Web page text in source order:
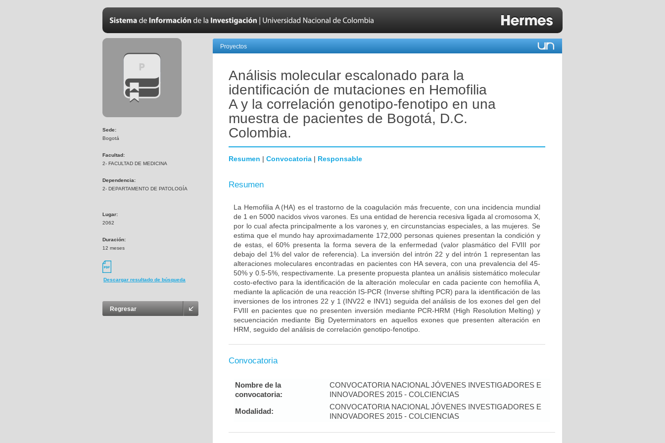
Sede:
Bogotá
Facultad:
2- FACULTAD DE MEDICINA
Dependencia:
2- DEPARTAMENTO DE PATOLOGÍA
Lugar:
2062
Duración:
12 meses
Descargar resultado de búsqueda
Regresar
Proyectos
Análisis molecular escalonado para la
identificación de mutaciones en Hemofilia
A y la correlación genotipo-fenotipo en una
muestra de pacientes de Bogotá, D.C.
Colombia.
Resumen | Convocatoria | Responsable
Resumen
La Hemofilia A (HA) es el trastorno de la coagulación más frecuente, con una incidencia mundial
de 1 en 5000 nacidos vivos varones. Es una entidad de herencia recesiva ligada al cromosoma X,
por lo cual afecta principalmente a los varones y, en circunstancias especiales, a las mujeres. Se
estima que el mundo hay aproximadamente 172,000 personas quienes presentan la condición y
de estas, el 60% presenta la forma severa de la enfermedad (valor plasmático del FVIII por
debajo del 1% del valor de referencia). La inversión del intrón 22 y del intrón 1 representan las
alteraciones moleculares encontradas en pacientes con HA severa, con una prevalencia del 45-
50% y 0.5-5%, respectivamente. La presente propuesta plantea un análisis sistemático molecular
costo-efectivo para la identificación de la alteración molecular en cada paciente con hemofilia A,
mediante la aplicación de una reacción IS-PCR (Inverse shifting PCR) para la identificación de las
inversiones de los intrones 22 y 1 (INV22 e INV1) seguida del análisis de los exones del gen del
FVIII en pacientes que no presenten inversión mediante PCR-HRM (High Resolution Melting) y
secuenciación mediante Big Dyeterminators en aquellos exones que presenten alteración en
HRM, seguido del análisis de correlación genotipo-fenotipo.
Convocatoria
Nombre de la
convocatoria:
CONVOCATORIA NACIONAL JÓVENES INVESTIGADORES E
INNOVADORES 2015 - COLCIENCIAS
Modalidad:
CONVOCATORIA NACIONAL JÓVENES INVESTIGADORES E
INNOVADORES 2015 - COLCIENCIAS